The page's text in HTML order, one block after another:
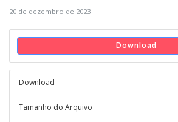
20 de dezembro de 2023
Download
Download
Tamanho do Arquivo